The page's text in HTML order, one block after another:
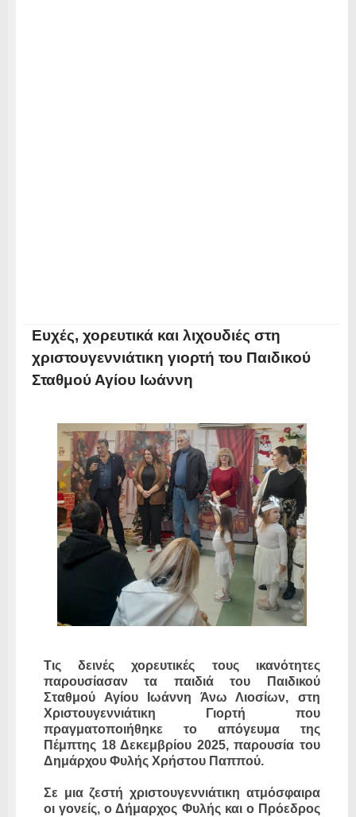
Ευχές, χορευτικά και λιχουδιές στη
χριστουγεννιάτικη γιορτή του Παιδικού
Σταθμού Αγίου Ιωάννη
Τις δεινές χορευτικές τους ικανότητες
παρουσίασαν τα παιδιά του Παιδικού
Σταθμού Αγίου Ιωάννη Άνω Λιοσίων, στη
Χριστουγεννιάτικη Γιορτή που
πραγματοποιήθηκε το απόγευμα της
Πέμπτης 18 Δεκεμβρίου 2025, παρουσία του
Δημάρχου Φυλής Χρήστου Παππού.
Σε μια ζεστή χριστουγεννιάτικη ατμόσφαιρα
οι γονείς, ο Δήμαρχος Φυλής και ο Πρόεδρος